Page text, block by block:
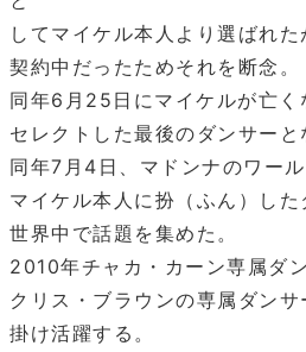
してマイケル本人より選ばれ
契約中だったためそれを断念。
同年6月25日にマイケルが亡く
セレクトした最後のダンサーと
同年7月4日、マドンナのワール
マイケル本人に扮（ふん）した
世界中で話題を集めた。
2010年チャカ・カーン専属ダ
クリス・ブラウンの専属ダン
掛け活躍する。